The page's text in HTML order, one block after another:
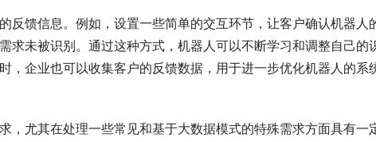
反馈信息。例如，设置一些简单的交互环节，让客户确认机器人
求未被识别。通过这种方式，机器人可以不断学习和调整自己的
，企业也可以收集客户的反馈数据，用于进一步优化机器人的系
，尤其在处理一些常见和基于大数据模式的特殊需求方面具有一